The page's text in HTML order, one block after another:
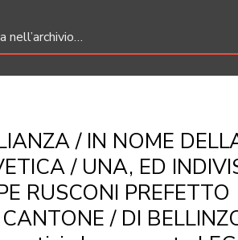
/ IN NOME
/ UNA, ED
RUSCONI PREFETTO
/ DI